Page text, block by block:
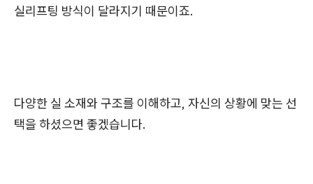
실리프팅 방식이 달라지기 때문이죠.
다양한 실 소재와 구조를 이해하고, 자신의 상황에 맞는 선
택을 하셨으면 좋겠습니다.